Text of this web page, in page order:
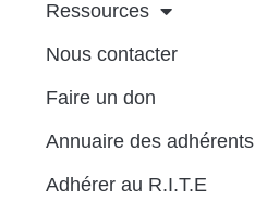
Ressources
Nous contacter
Faire un don
Annuaire des adhérents
Adhérer au R.I.T.E